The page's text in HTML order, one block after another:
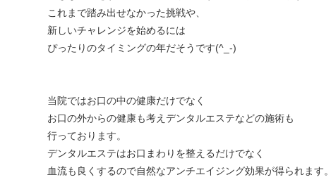
これまで踏み出せなかった挑戦や、
新しいチャレンジを始めるには
ぴったりのタイミングの年だそうです(^_-)
当院ではお口の中の健康だけでなく
お口の外からの健康も考えデンタルエステなどの施術も
行っております。
デンタルエステはお口まわりを整えるだけでなく
血流も良くするので自然なアンチエイジング効果が得られます